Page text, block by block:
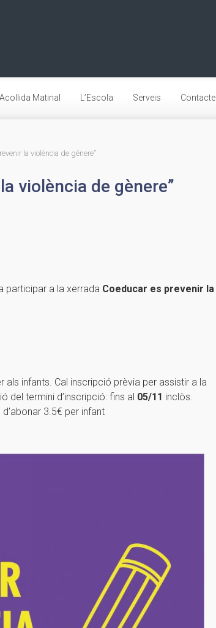
Acollida Matinal L’Escola Serveis Contacte
la violència de gènere”
violència de gènere”
participar a la xerrada Coeducar es prevenir la
als infants. Cal inscripció prèvia per assistir a la
del termini d’inscripció: fins al 05/11 inclòs.
3.5€ per infant